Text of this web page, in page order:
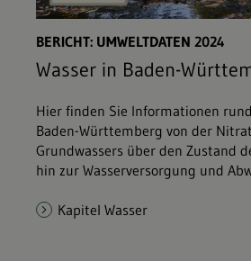
BERICHT: UMWELTDATEN 2024
Wasser in Baden-
Hier finden Sie Informationen
Baden-Württemberg von der
Grundwassers über den Zustand
hin zur Wasserversorgung und
Kapitel Wasser